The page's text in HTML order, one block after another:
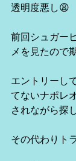
透明度悪し😩
前回シュガー
メを見たので
エントリーし
てないナポレ
されながら探
その代わりト